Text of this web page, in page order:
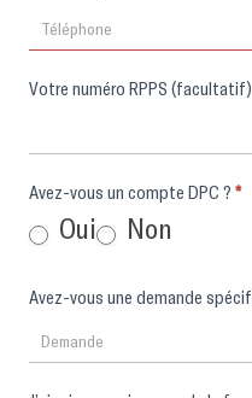
Votre numéro RPPS (facultatif)
Avez-vous un compte DPC ? *
Oui Non